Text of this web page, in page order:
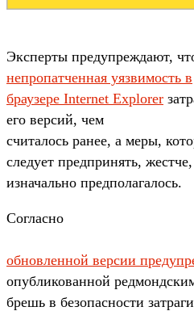
Эксперты предупреждают,
непропатченная уязвимость в
браузере Internet Explorer
его версий, чем
считалось ранее, а меры,
следует предпринять,
изначально предполагалось.
Согласно
обновленной версии
опубликованной
брешь в безопасности